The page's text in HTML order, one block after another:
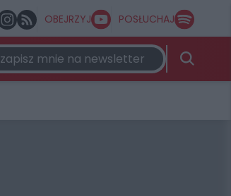
OBEJRZYJ POSŁUCHAJ
zapisz mnie na newsletter